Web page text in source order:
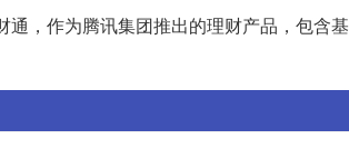
，作为腾讯集团推出的理财产品，包含